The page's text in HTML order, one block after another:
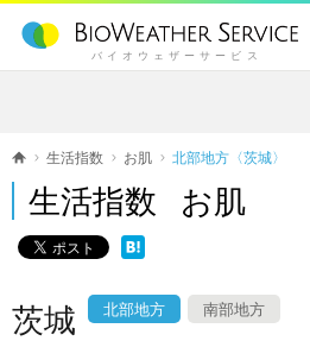
バイオウェザーサービス
生活指数 お肌 北部地方〈茨城〉
生活指数 お肌
茨城 北部地方 南部地方